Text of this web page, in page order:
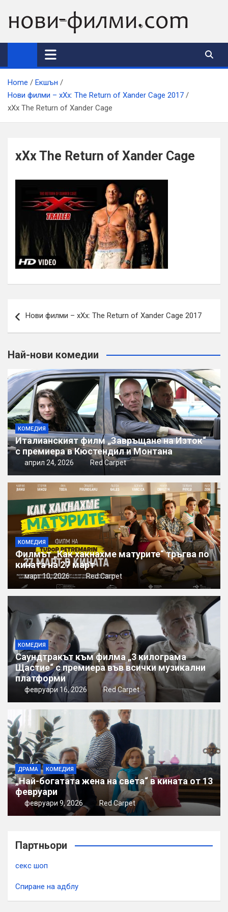
content
Home
Екшън
Нови филми – xXx: The Return of Xander Cage 2017
xXx The Return of Xander Cage
xXx The Return of Xander Cage
Нови филми – xXx: The Return of Xander Cage 2017
Най-нови комедии
КОМЕДИЯ
Италианският филм „Завръщане на Изток“
с премиера в Кюстендил и Монтана
април 24, 2026 Red Carpet
КОМЕДИЯ
Филмът „Как хакнахме матурите“ тръгва по
кината на 27 март
март 10, 2026 Red Carpet
КОМЕДИЯ
Саундтракът към филма „3 килограма
Щастие“ с премиера във всички музикални
платформи
февруари 16, 2026 Red Carpet
ДРАМА КОМЕДИЯ
„Най-богатата жена на света“ в кината от 13
февруари
февруари 9, 2026 Red Carpet
Партньори
секс шоп
Спиране на адблу